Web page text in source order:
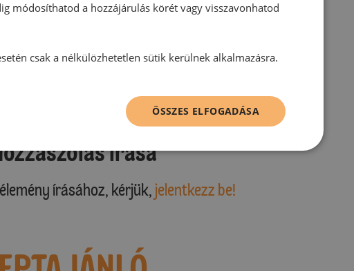
írása
írásához, kérjük, jelentkezz be!
módosíthatod a hozzájárulás körét vagy visszavonhatod
csak a nélkülözhetetlen sütik kerülnek alkalmazásra.
ÖSSZES ELFOGADÁSA